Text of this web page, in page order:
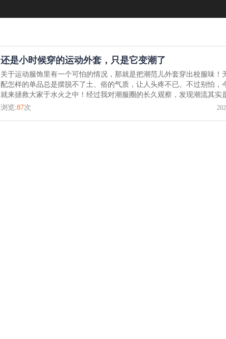
还是小时候穿的运动外套，只是它变潮了
关于运动服饰里有一个可怕的情况，那就是把潮范儿外套穿出校服味！
配怎样的单品总是摆脱不了土、俗的气质，让人头疼不已。不过别怕，
就来拯救大家于水火之中！经过我对潮服圈的长久观察，发现潮流其实
浏览:87次